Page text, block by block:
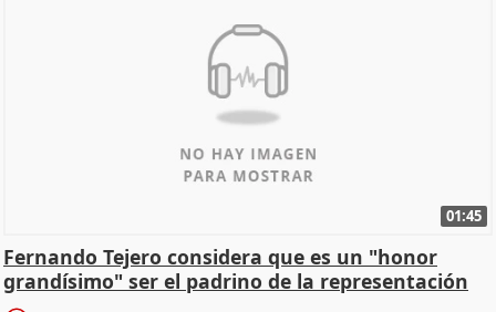
01:45
Fernando Tejero considera que es un "honor
grandísimo" ser el padrino de la representación